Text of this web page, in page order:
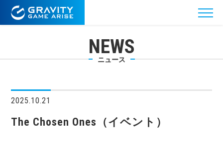
NEWS
ニュース
2025.10.21
The Chosen Ones（イベント）